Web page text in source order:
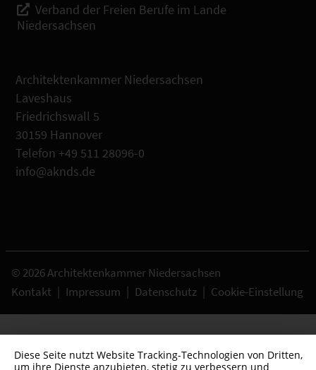
Verband der Freien Berufe im Lande
Niedersachsen
Architektenkammer Niedersachsen
Laveshaus
Friedrichswall 5
30159 Hannover
Telefon +49 511 28096-0
info@aknds.de
© 2026 Architektenkammer Niedersachsen
Kontakt | Impressum | Datenschutz | Cookie-Einstellung
Diese Seite nutzt Website Tracking-Technologien von Dritten,
um ihre Dienste anzubieten, stetig zu verbessern und